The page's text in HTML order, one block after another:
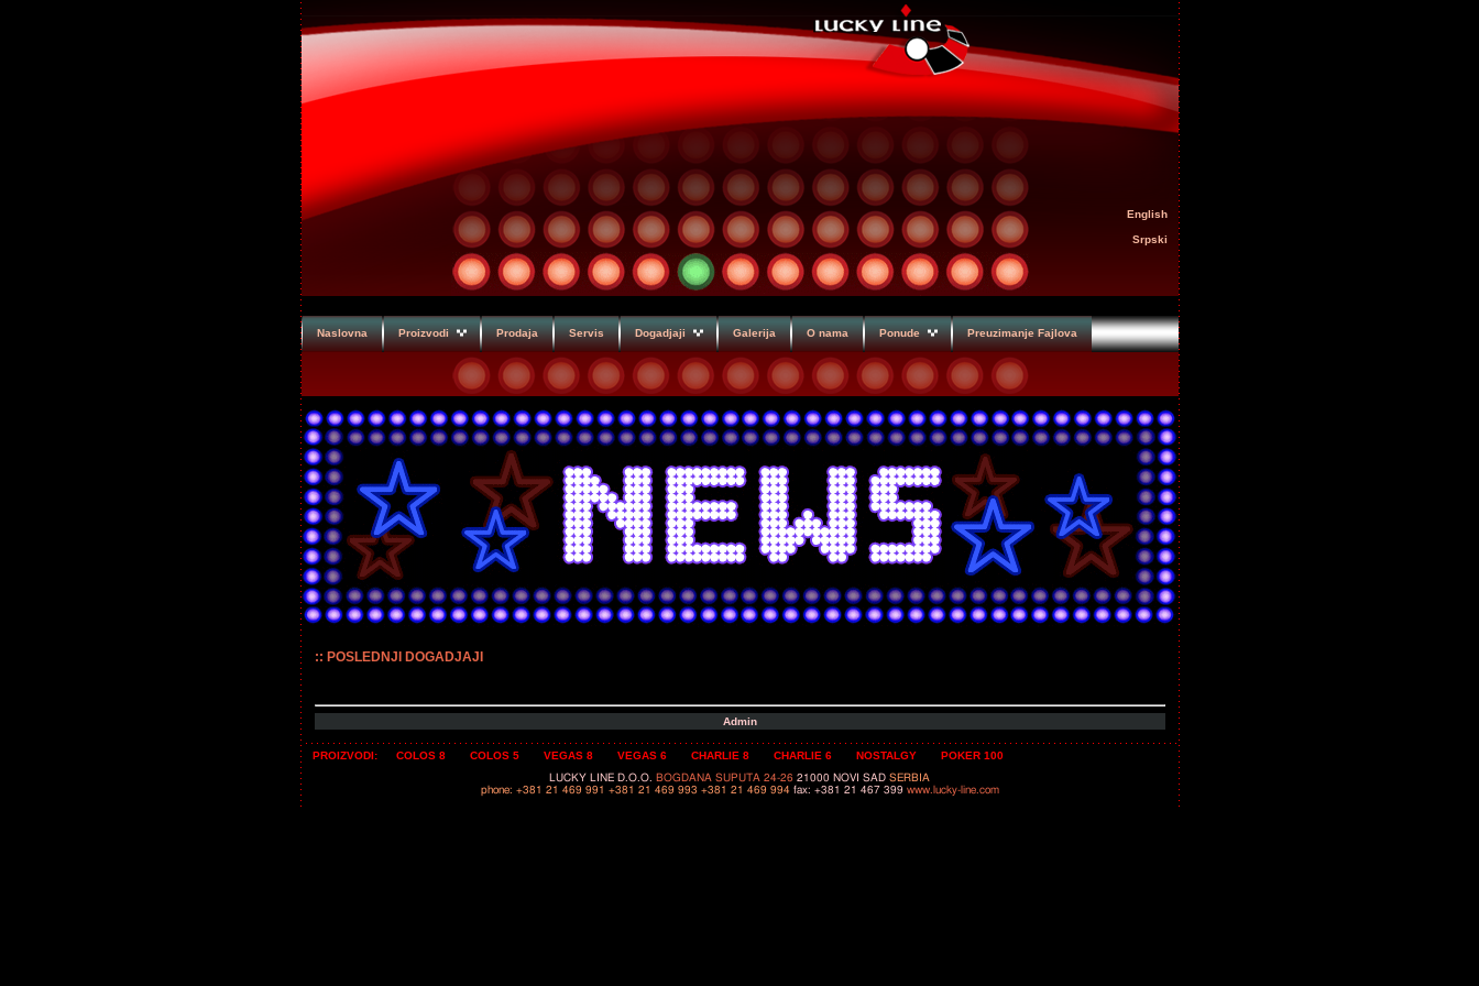
English
Srpski
Naslovna Proizvodi Prodaja Servis Dogadjaji Galerija O nama Ponude Preuzimanje Fajlova
:: POSLEDNJI DOGADJAJI
Admin
PROIZVODI: COLOS 8 COLOS 5 VEGAS 8 VEGAS 6 CHARLIE 8 CHARLIE 6 NOSTALGY POKER 100
LUCKY LINE D.O.O. BOGDANA SUPUTA 24-26 21000 NOVI SAD SERBIA
phone: +381 21 469 991 +381 21 469 993 +381 21 469 994 fax: +381 21 467 399 www.lucky-line.com